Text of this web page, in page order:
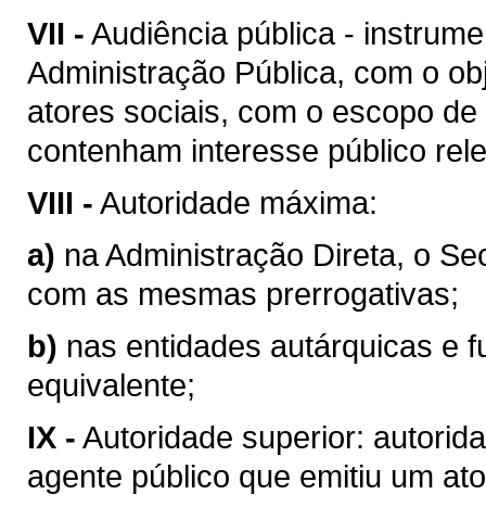
VII - Audiência pública -
Administração Pública, com o
atores sociais, com o escopo
contenham interesse público
VIII - Autoridade máxima:
a) na Administração Direta, o
com as mesmas prerrogativas;
b) nas entidades autárquicas e
equivalente;
IX - Autoridade superior:
agente público que emitiu um